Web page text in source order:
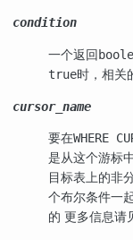
condition
一个返回
true时，相关
cursor_name
要在WHERE
是从这个游标
目标表上的非
个布尔条件一
的 更多信息请